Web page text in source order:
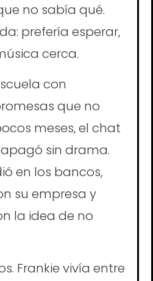
no sabía qué.
prefería esperar,
cerca.
con
que no
meses, el chat
sin drama.
en los bancos,
su empresa y
la idea de no
Frankie vivía entre